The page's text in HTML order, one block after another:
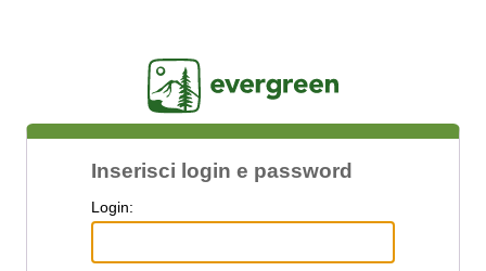
Inserisci login e password
L ogin: